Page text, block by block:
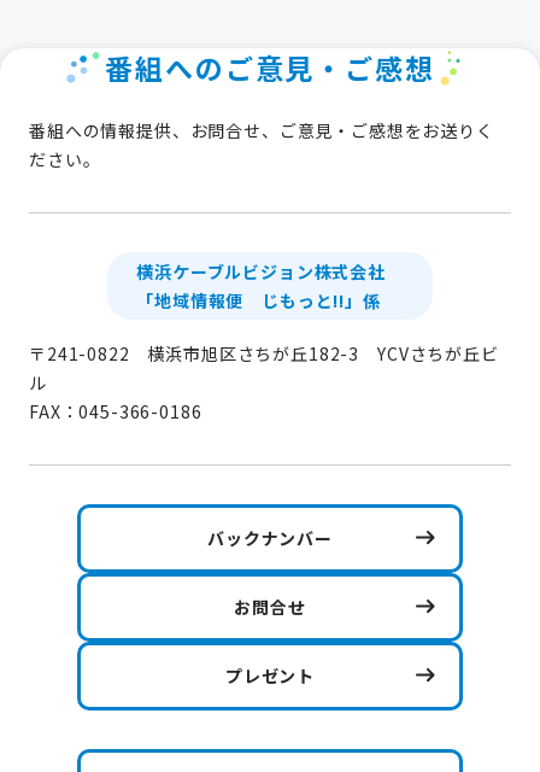
番組へのご意見・ご感想
番組への情報提供、お問合せ、ご意見・ご感想をお送りく
ださい。
横浜ケーブルビジョン株式会社
「地域情報便 じもっと!!」係
〒241-0822 横浜市旭区さちが丘182-3 YCVさちが丘ビ
ル
FAX：045-366-0186
バックナンバー
お問合せ
プレゼント